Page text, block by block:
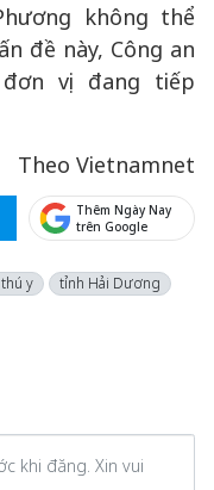
không thể
đề này, Công an
vị đang tiếp
Theo Vietnamnet
Thêm Ngày Nay
trên Google
y
tỉnh Hải Dương